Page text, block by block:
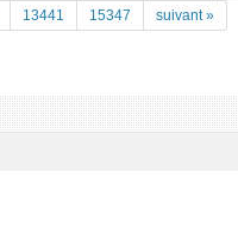
13441 15347 suivant »